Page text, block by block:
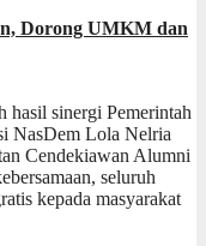
Dorong UMKM dan
hasil sinergi Pemerintah
NasDem Lola Nelria
Cendekiawan Alumni
seluruh
kepada masyarakat